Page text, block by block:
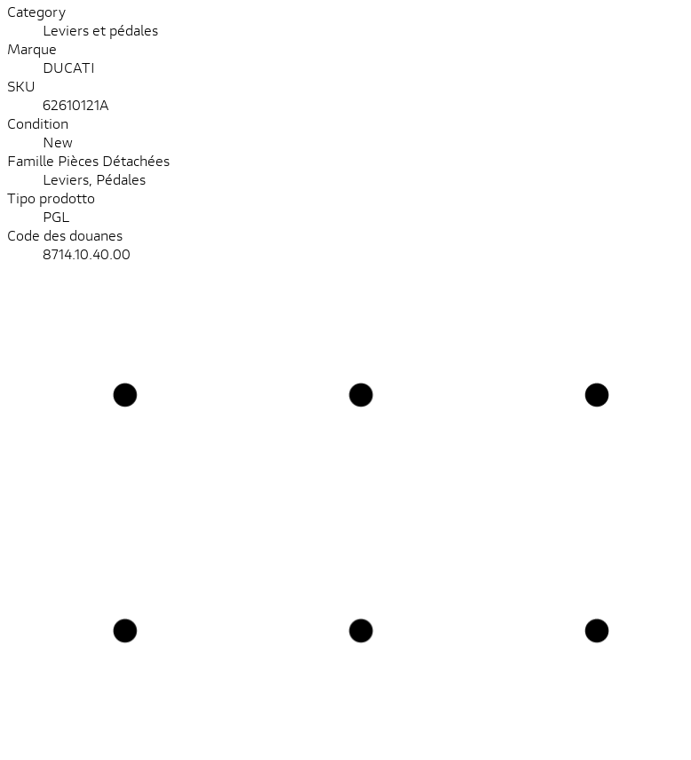
Category
Leviers et pédales
Marque
DUCATI
SKU
62610121A
Condition
New
Famille Pièces Détachées
Leviers, Pédales
Tipo prodotto
PGL
Code des douanes
8714.10.40.00